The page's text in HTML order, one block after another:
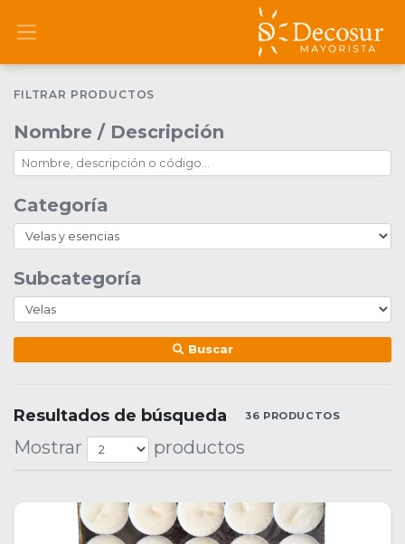
FILTRAR PRODUCTOS
Nombre / Descripción
Categoría
Subcategoría
Buscar
Resultados de búsqueda 36 PRODUCTOS
Mostrar productos